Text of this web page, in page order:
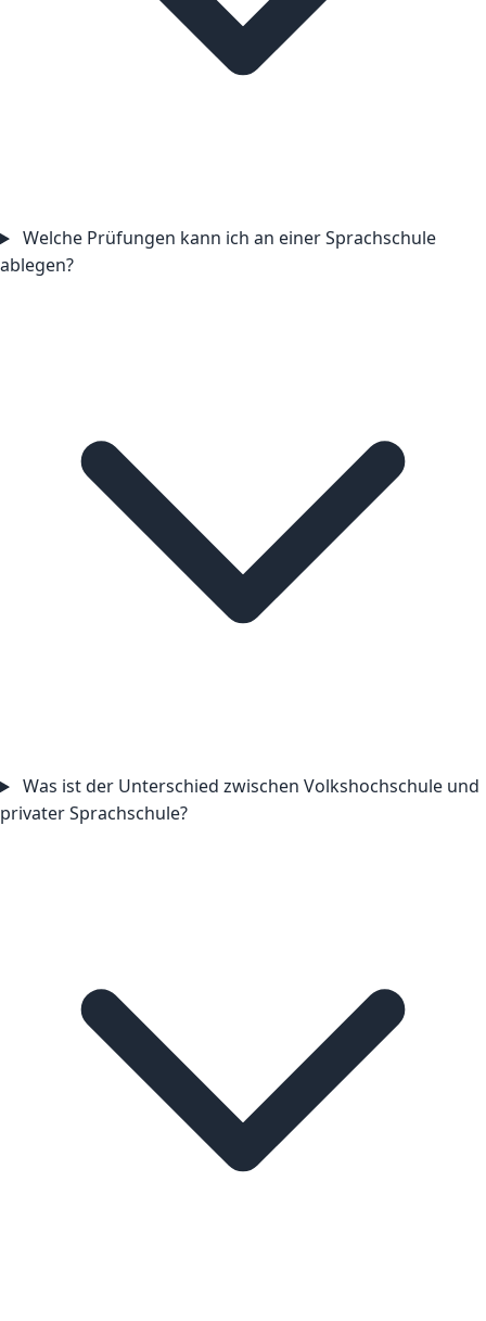
Welche Prüfungen kann ich an einer Sprachschule
ablegen?
Was ist der Unterschied zwischen Volkshochschule und
privater Sprachschule?